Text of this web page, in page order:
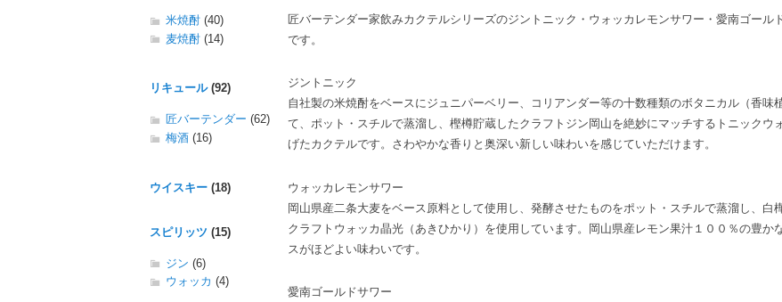
匠バーテンダー家飲みカクテルシリーズのジントニック・ウォッカレモンサワー・愛南ゴール
です。
ジントニック
自社製の米焼酎をベースにジュニパーベリー、コリアンダー等の十数種類のボタニカル（香味
て、ポット・スチルで蒸溜し、樫樽貯蔵したクラフトジン岡山を絶妙にマッチするトニックウ
げたカクテルです。さわやかな香りと奥深い新しい味わいを感じていただけます。
ウォッカレモンサワー
岡山県産二条大麦をベース原料として使用し、発酵させたものをポット・スチルで蒸溜し、白
クラフトウォッカ晶光（あきひかり）を使用しています。岡山県産レモン果汁１００％の豊か
スがほどよい味わいです。
愛南ゴールドサワー
米焼酎 (40)
麦焼酎 (14)
リキュール(92)
匠バーテンダー (62)
梅酒 (16)
ウイスキー (18)
スピリッツ (15)
ジン (6)
ウォッカ (4)